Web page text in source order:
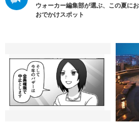
ウォーカー編集部が選ぶ、この夏に
おでかけスポット